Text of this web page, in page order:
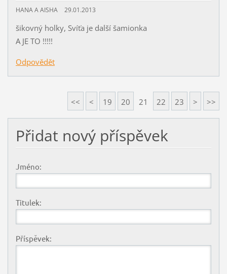
HANA A AISHA 29.01.2013
šikovný holky, Svíťa je další šamionka
A JE TO !!!!!
Odpovědět
<< < 19 20 21 22 23 > >>
Přidat nový příspěvek
Jméno:
Titulek:
Příspěvek: